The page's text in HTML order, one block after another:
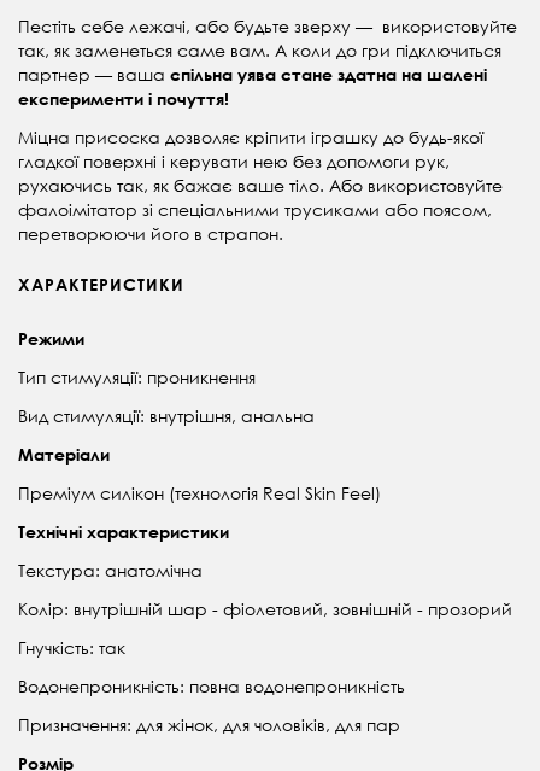
Пестіть себе лежачі, або будьте зверху — використовуйте
так, як заменеться саме вам. А коли до гри підключиться
партнер — ваша спільна уява стане здатна на шалені
експерименти і почуття!
Міцна присоска дозволяє кріпити іграшку до будь-якої
гладкої поверхні і керувати нею без допомоги рук,
рухаючись так, як бажає ваше тіло. Або використовуйте
фалоімітатор зі спеціальними трусиками або поясом,
перетворюючи його в страпон.
ХАРАКТЕРИСТИКИ
Режими
Тип стимуляції: проникнення
Вид стимуляції: внутрішня, анальна
Матеріали
Преміум силікон (технологія Real Skin Feel)
Технічні характеристики
Текстура: анатомічна
Колір: внутрішній шар - фіолетовий, зовнішній - прозорий
Гнучкість: так
Водонепроникність: повна водонепроникність
Призначення: для жінок, для чоловіків, для пар
Розмір